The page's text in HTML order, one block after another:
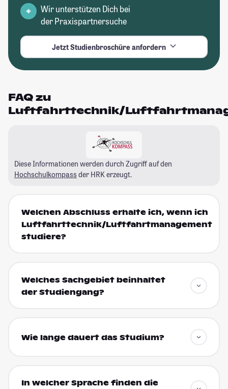
Wir unterstützen Dich bei
der Praxispartnersuche
Jetzt Studienbroschüre anfordern
FAQ zu
Luftfahrttechnik/
Diese Informationen werden durch Zugriff auf den
Hochschulkompass der HRK erzeugt.
Welchen Abschluss erhalte ich, wenn ich
Luftfahrttechnik/Luftfahrtmanagement
studiere?
Welches Sachgebiet beinhaltet
der Studiengang?
Wie lange dauert das Studium?
In welcher Sprache finden die